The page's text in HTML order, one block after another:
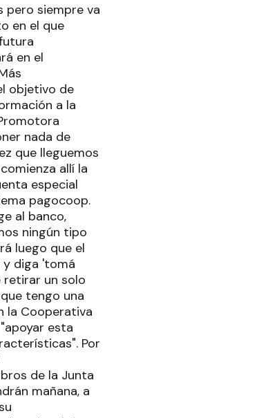
pero siempre va
en el que
en el
objetivo de
a la
nada de
que lleguemos
allí la
especial
pagocoop.
al banco,
ningún tipo
luego que el
y diga 'tomá
retirar un solo
tengo una
la Cooperativa
esta
Por
de la Junta
mañana, a